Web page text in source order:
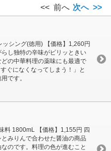
<< 前へ 次へ >>
ッシング(徳用) 【価格】1,260円
し独特の辛味がピリッときい
の中華料理の薬味にも最適で
ぐになくなってしまう！」と
です。
料 1800mL 【価格】1,155円 四
みりんで合わせた醤油の商品
のです。料理の色が進むこと